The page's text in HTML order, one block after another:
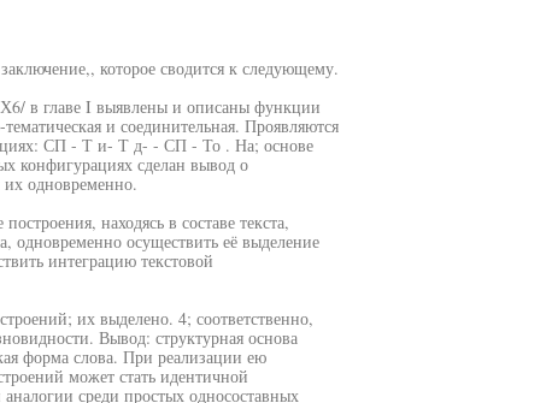
которое сводится к следующему.
в главе I выявлены и описаны функции
и соединительная. Проявляются
СП - Т и- Т д- - СП - То . На; основе
конфигурациях сделан вывод о
одновременно.
находясь в составе текста,
одновременно осуществить её выделение
интеграцию текстовой
их выделено. 4; соответственно,
Вывод: структурная основа
форма слова. При реализации ею
может стать идентичной
среди простых односоставных